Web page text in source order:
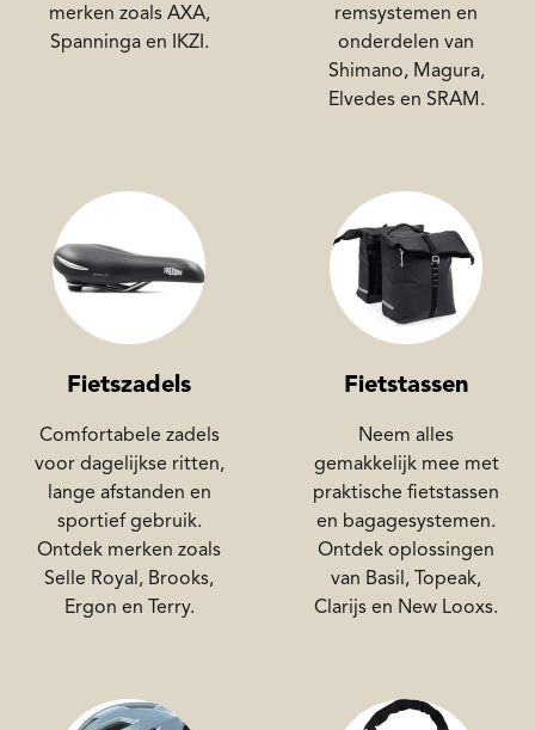
merken zoals AXA,
Spanninga en IKZI.
remsystemen en
onderdelen van
Shimano, Magura,
Elvedes en SRAM.
Fietszadels
Comfortabele zadels
voor dagelijkse ritten,
lange afstanden en
sportief gebruik.
Ontdek merken zoals
Selle Royal, Brooks,
Ergon en Terry.
Fietstassen
Neem alles
gemakkelijk mee met
praktische fietstassen
en bagagesystemen.
Ontdek oplossingen
van Basil, Topeak,
Clarijs en New Looxs.